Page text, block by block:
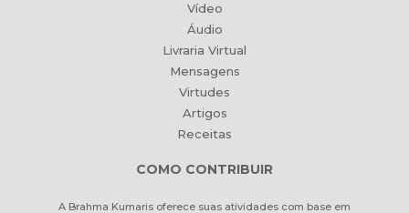
Vídeo
Áudio
Livraria Virtual
Mensagens
Virtudes
Artigos
Receitas
COMO CONTRIBUIR
A Brahma Kumaris oferece suas atividades com base em